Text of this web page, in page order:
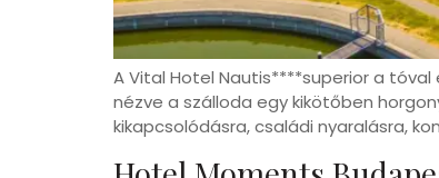
A Vital Hotel Nautis****superior a
nézve a szálloda egy kikötőben
kikapcsolódásra, családi nyaralásra,